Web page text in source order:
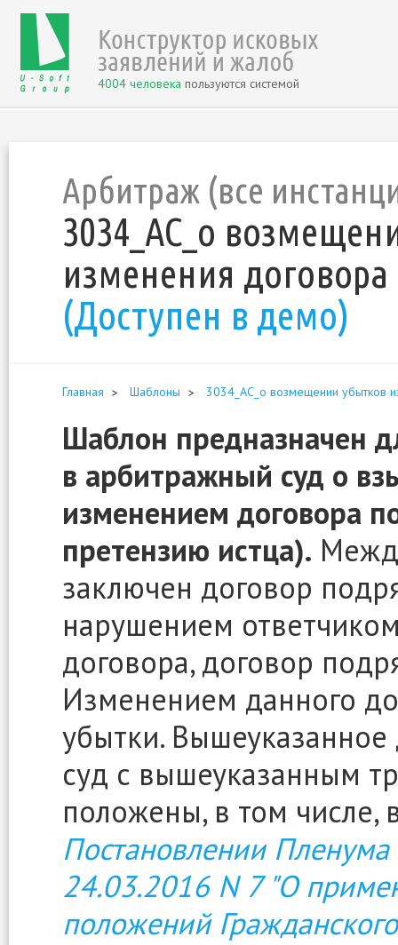
4004 человека пользуются системой
Арбитраж (все
3034_АС_о
изменения
(Доступен в демо)
Главная Шаблоны 3034_АС_о возмещении убытков
Шаблон предназначен
в арбитражный суд о
изменением договора
претензию истца).
заключен договор
нарушением
договора, договор
Изменением данного
убытки. Вышеуказанное
суд с вышеуказанным
положены, в том числе,
Постановлении
24.03.2016 N 7 "О
положений